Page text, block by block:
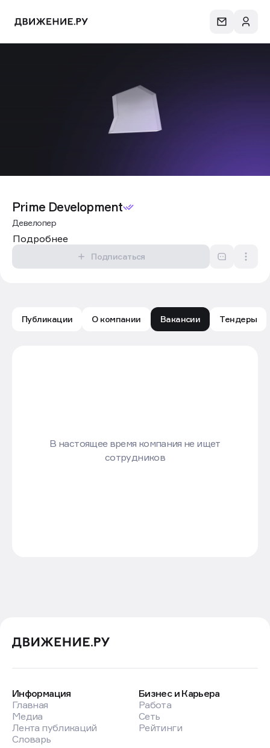
Prime Development
Девелопер
Подробнее
Подписаться
Публикации О компании Вакансии Тендеры
В настоящее время компания не ищет
сотрудников
Информация
Главная
Медиа
Лента публикаций
Словарь
Бизнес и Карьера
Работа
Сеть
Рейтинги